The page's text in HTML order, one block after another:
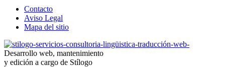
Contacto
Aviso Legal
Mapa del sitio
Desarrollo web, mantenimiento
y edición a cargo de Stílogo